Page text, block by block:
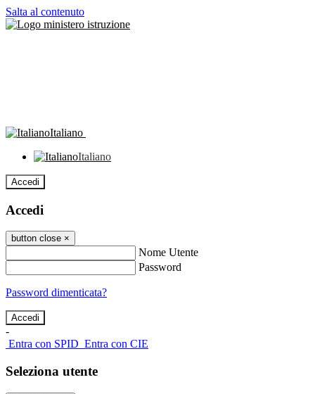
Salta al contenuto
Italiano
Italiano
Accedi
Accedi
button close ×
Nome Utente
Password
Password dimenticata?
-
Entra con SPID Entra con CIE
Seleziona utente